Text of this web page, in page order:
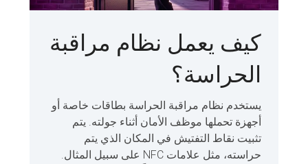
كيف يعمل نظام مراقبة
الحراسة؟
يستخدم نظام مراقبة الحراسة بطاقات خاصة أو
أجهزة تحملها موظف الأمان أثناء جولته. يتم
تثبيت نقاط التفتيش في المكان الذي يتم
حراسته، مثل علامات NFC على سبيل المثال.